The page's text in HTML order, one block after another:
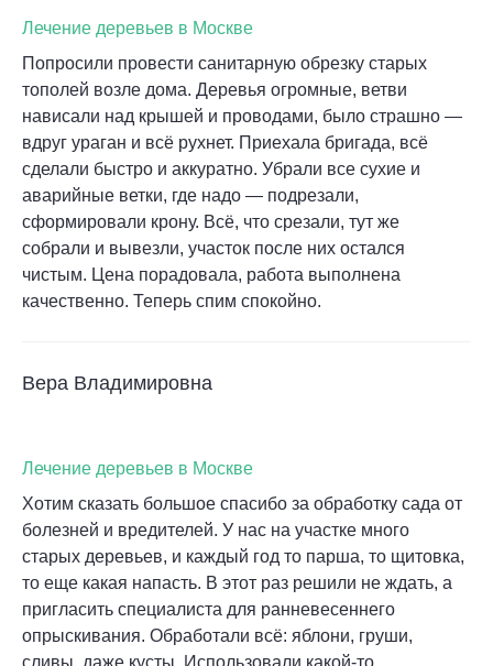
Лечение деревьев в Москве
Попросили провести санитарную обрезку старых
тополей возле дома. Деревья огромные, ветви
нависали над крышей и проводами, было страшно —
вдруг ураган и всё рухнет. Приехала бригада, всё
сделали быстро и аккуратно. Убрали все сухие и
аварийные ветки, где надо — подрезали,
сформировали крону. Всё, что срезали, тут же
собрали и вывезли, участок после них остался
чистым. Цена порадовала, работа выполнена
качественно. Теперь спим спокойно.
Вера Владимировна
Лечение деревьев в Москве
Хотим сказать большое спасибо за обработку сада от
болезней и вредителей. У нас на участке много
старых деревьев, и каждый год то парша, то щитовка,
то еще какая напасть. В этот раз решили не ждать, а
пригласить специалиста для ранневесеннего
опрыскивания. Обработали всё: яблони, груши,
сливы, даже кусты. Использовали какой-то